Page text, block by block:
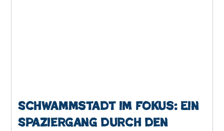
Schwammstadt im Fokus: Ein
Spaziergang durch den